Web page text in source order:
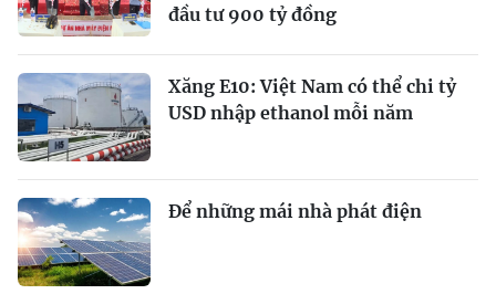
đầu tư 900 tỷ đồng
Xăng E10: Việt Nam có thể chi tỷ
USD nhập ethanol mỗi năm
Để những mái nhà phát điện